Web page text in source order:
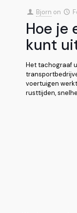
Bjorn on
Hoe je
kunt
Het tachograaf
voertuigen
rusttijden,